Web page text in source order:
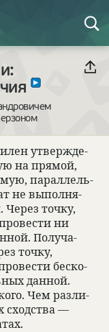
утвер­жде­
на прямой,
парал­лель­
не выпол­ня­
точку,
ни
Полу­ча­
точку,
бес­ко­
дан­ной.
Чем раз­ли­
сход­ства —